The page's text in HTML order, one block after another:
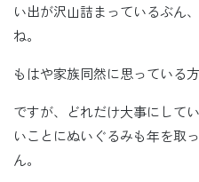
い出が沢山詰まっているぶん
ね。
もはや家族同然に思っている
ですが、どれだけ大事にして
いことにぬいぐるみも年を取
ん。